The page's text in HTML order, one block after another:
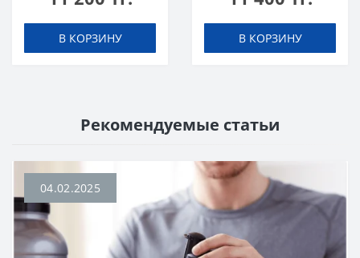
В КОРЗИНУ В КОРЗИНУ
Рекомендуемые статьи
04.02.2025